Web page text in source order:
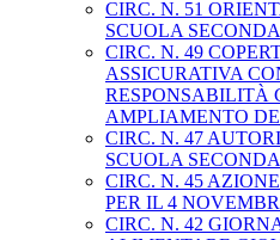
CIRC. N. 51
SCUOLA
CIRC. N. 49
ASSICURATIVA
RESPONSABILITÀ
AMPLIAMENTO
CIRC. N. 47
SCUOLA
CIRC. N. 45
PER IL 4
CIRC. N. 42